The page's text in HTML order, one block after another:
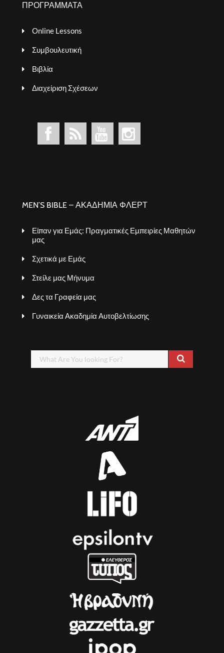
ΠΡΟΓΡΑΜΜΑΤΑ
Online Lessons
Συμβουλευτική
Βιβλία
Διαχείριση Σχέσεων
MEN’S BIBLE – ΑΚΑΔΗΜΙΑ ΦΛΕΡΤ
Είπαν για Εμάς: Πραγματικές Εμπειρίες Μαθητών
μας
Σχετικά με Εμάς
Στείλε μας Μήνυμα
Δες τα Γραφεία μας
Γυναικεία Ακαδημία Αυτοβελτίωσης